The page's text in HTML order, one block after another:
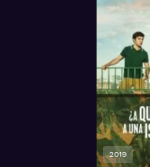
2019